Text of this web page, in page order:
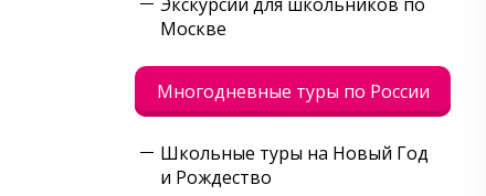
Москве
Многодневные туры по России
Школьные туры на Новый Год
и Рождество